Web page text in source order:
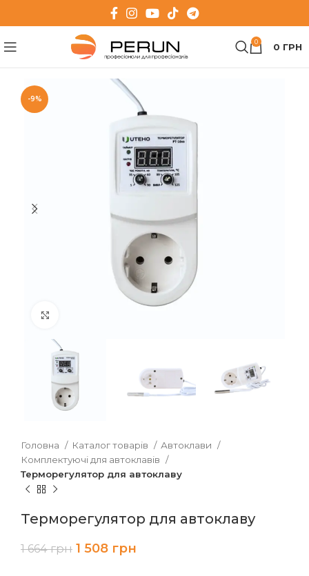
0 0 ГРН
-9%
Головна Каталог товарів
Автоклави
Комплектуючі для автоклавів
Терморегулятор для автоклаву
Терморегулятор для автоклаву
1 664грн 1 508 грн